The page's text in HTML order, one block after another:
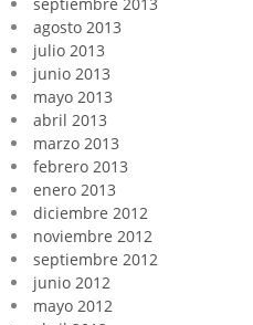
septiembre 2013
agosto 2013
julio 2013
junio 2013
mayo 2013
abril 2013
marzo 2013
febrero 2013
enero 2013
diciembre 2012
noviembre 2012
septiembre 2012
junio 2012
mayo 2012